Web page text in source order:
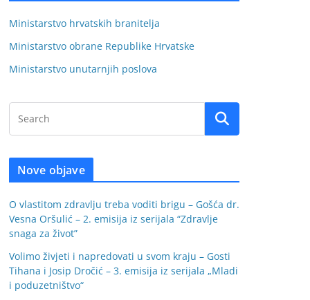
Ministarstvo hrvatskih branitelja
Ministarstvo obrane Republike Hrvatske
Ministarstvo unutarnjih poslova
Nove objave
O vlastitom zdravlju treba voditi brigu – Gošća dr.
Vesna Oršulić – 2. emisija iz serijala “Zdravlje
snaga za život”
Volimo živjeti i napredovati u svom kraju – Gosti
Tihana i Josip Dročić – 3. emisija iz serijala „Mladi
i poduzetništvo“